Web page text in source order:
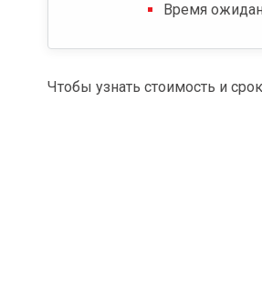
Время
Чтобы узнать стоимость и